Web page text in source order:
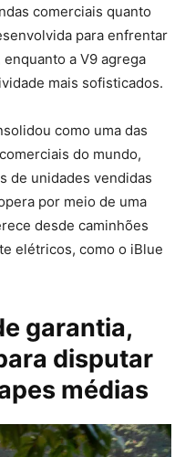
comerciais quanto
para enfrentar
a V9 agrega
mais sofisticados.
como uma das
do mundo,
de unidades vendidas
por meio de uma
desde caminhões
elétricos, como o iBlue
garantia,
disputar
médias